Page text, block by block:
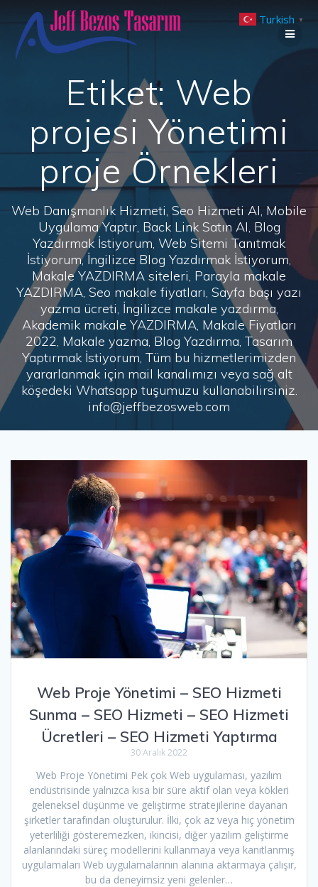
to
Etiket: Web
projesi Yönetimi
proje Örnekleri
Web Danışmanlık Hizmeti, Seo Hizmeti Al, Mobile
Uygulama Yaptır, Back Link Satın Al, Blog
Yazdırmak İstiyorum, Web Sitemi Tanıtmak
İstiyorum, İngilizce Blog Yazdırmak İstiyorum,
Makale YAZDIRMA siteleri, Parayla makale
YAZDIRMA, Seo makale fiyatları, Sayfa başı yazı
yazma ücreti, İngilizce makale yazdırma,
Akademik makale YAZDIRMA, Makale Fiyatları
2022, Makale yazma, Blog Yazdırma, Tasarım
Yaptırmak İstiyorum, Tüm bu hizmetlerimizden
yararlanmak için mail kanalımızı veya sağ alt
köşedeki Whatsapp tuşumuzu kullanabilirsiniz.
info@jeffbezosweb.com
Web Proje Yönetimi – SEO Hizmeti
Sunma – SEO Hizmeti – SEO Hizmeti
Ücretleri – SEO Hizmeti Yaptırma
30 Aralık 2022
Web Proje Yönetimi Pek çok Web uygulaması, yazılım
endüstrisinde yalnızca kısa bir süre aktif olan veya kökleri
geleneksel düşünme ve geliştirme stratejilerine dayanan
şirketler tarafından oluşturulur. İlki, çok az veya hiç yönetim
yeterliliği gösteremezken, ikincisi, diğer yazılım geliştirme
alanlarındaki süreç modellerini kullanmaya veya kanıtlanmış
uygulamaları Web uygulamalarının alanına aktarmaya çalışır,
bu da deneyimsiz yeni gelenler…
Turkish ▼